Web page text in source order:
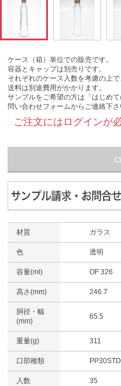
ケース（箱）単位での販売です。
容器とキャップは別売りです。
それぞれのケース入数を考慮の上で
送料は別途費用がかかります。
サンプルをご希望の方は「はじめ
問い合わせフォームからご連絡下さ
ご注文にはログインが
材質 ガラス
色 透明
容量(ml) OF 326
高さ(mm) 246.7
胴径・幅
(mm)
65.5
重量(g) 311
口部種類 PP30STD
入数 35